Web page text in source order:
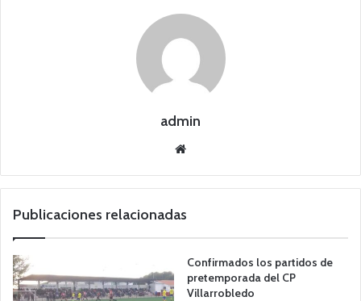
admin
we
Publicaciones relacionadas
Confirmados los partidos de
pretemporada del CP
Villarrobledo